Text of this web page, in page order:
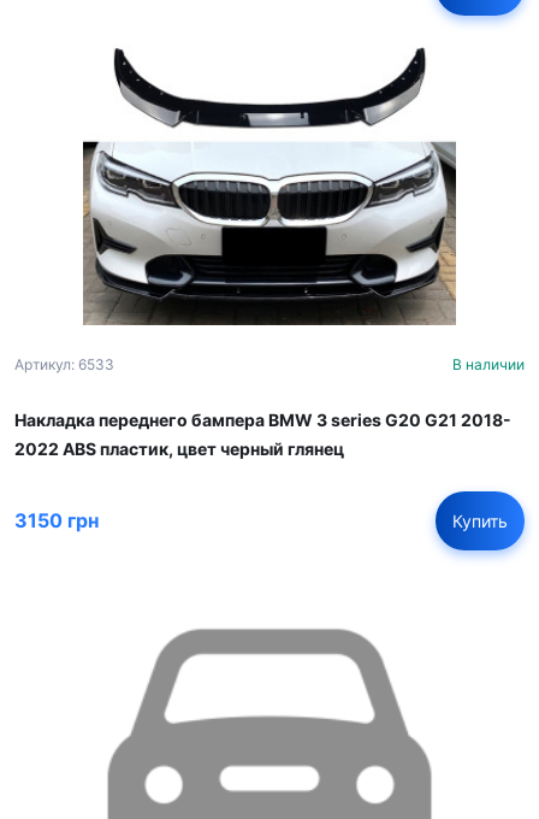
Артикул: 6533 В наличии
Накладка переднего бампера BMW 3 series G20 G21 2018-
2022 ABS пластик, цвет черный глянец
3150 грн Купить